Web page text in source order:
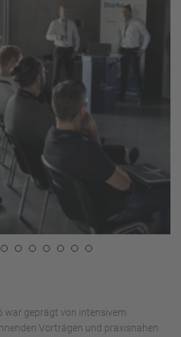
war geprägt von intensivem
Vorträgen und praxisnahen